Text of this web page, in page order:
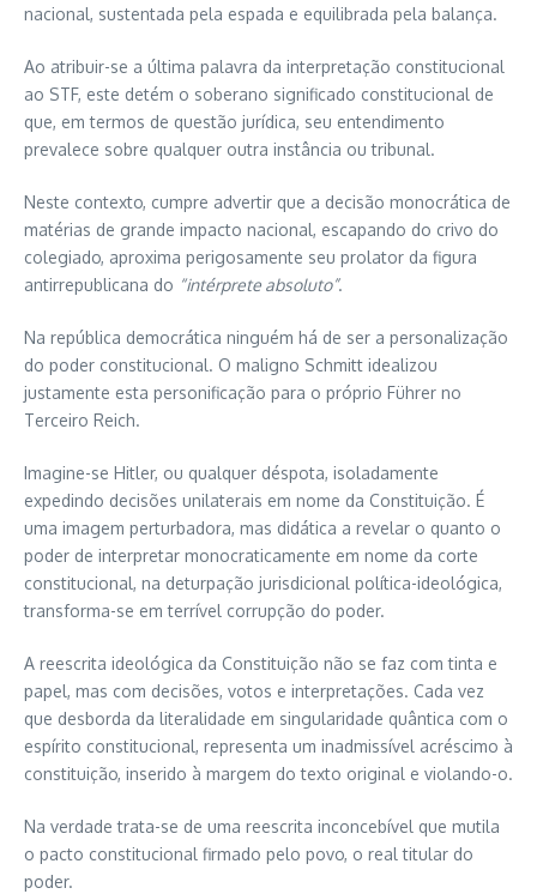
nacional, sustentada pela espada e equilibrada pela balança.
Ao atribuir-se a última palavra da interpretação constitucional
ao STF, este detém o soberano significado constitucional de
que, em termos de questão jurídica, seu entendimento
prevalece sobre qualquer outra instância ou tribunal.
Neste contexto, cumpre advertir que a decisão monocrática de
matérias de grande impacto nacional, escapando do crivo do
colegiado, aproxima perigosamente seu prolator da figura
antirrepublicana do “intérprete absoluto”.
Na república democrática ninguém há de ser a personalização
do poder constitucional. O maligno Schmitt idealizou
justamente esta personificação para o próprio Führer no
Terceiro Reich.
Imagine-se Hitler, ou qualquer déspota, isoladamente
expedindo decisões unilaterais em nome da Constituição. É
uma imagem perturbadora, mas didática a revelar o quanto o
poder de interpretar monocraticamente em nome da corte
constitucional, na deturpação jurisdicional política-ideológica,
transforma-se em terrível corrupção do poder.
A reescrita ideológica da Constituição não se faz com tinta e
papel, mas com decisões, votos e interpretações. Cada vez
que desborda da literalidade em singularidade quântica com o
espírito constitucional, representa um inadmissível acréscimo à
constituição, inserido à margem do texto original e violando-o.
Na verdade trata-se de uma reescrita inconcebível que mutila
o pacto constitucional firmado pelo povo, o real titular do
poder.